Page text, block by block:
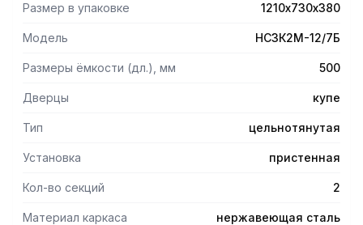
Размер в упаковке 1210х730х380
Модель НСЗК2М-12/7Б
Размеры ёмкости (дл.), мм 500
Дверцы купе
Тип цельнотянутая
Установка пристенная
Кол-во секций 2
Материал каркаса нержавеющая сталь